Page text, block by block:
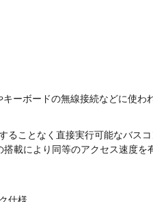
ーボードの無線接続などに使わ
ることなく直接実行可能なバス
載により同等のアクセス速度